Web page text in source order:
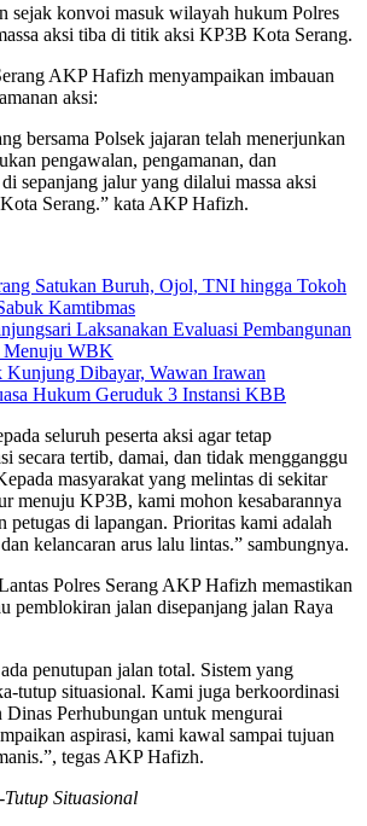
sejak konvoi masuk wilayah hukum Polres
aksi tiba di titik aksi KP3B Kota Serang.
AKP Hafizh menyampaikan imbauan
aksi:
bersama Polsek jajaran telah menerjunkan
pengawalan, pengamanan, dan
sepanjang jalur yang dilalui massa aksi
Serang.” kata AKP Hafizh.
Satukan Buruh, Ojol, TNI hingga Tokoh
Kamtibmas
Laksanakan Evaluasi Pembangunan
Menuju WBK
Kunjung Dibayar, Wawan Irawan
Hukum Geruduk 3 Instansi KBB
seluruh peserta aksi agar tetap
secara tertib, damai, dan tidak mengganggu
masyarakat yang melintas di sekitar
menuju KP3B, kami mohon kesabarannya
petugas di lapangan. Prioritas kami adalah
kelancaran arus lalu lintas.” sambungnya.
Polres Serang AKP Hafizh memastikan
pemblokiran jalan disepanjang jalan Raya
penutupan jalan total. Sistem yang
tutup situasional. Kami juga berkoordinasi
Dinas Perhubungan untuk mengurai
aspirasi, kami kawal sampai tujuan
tegas AKP Hafizh.
Situasional